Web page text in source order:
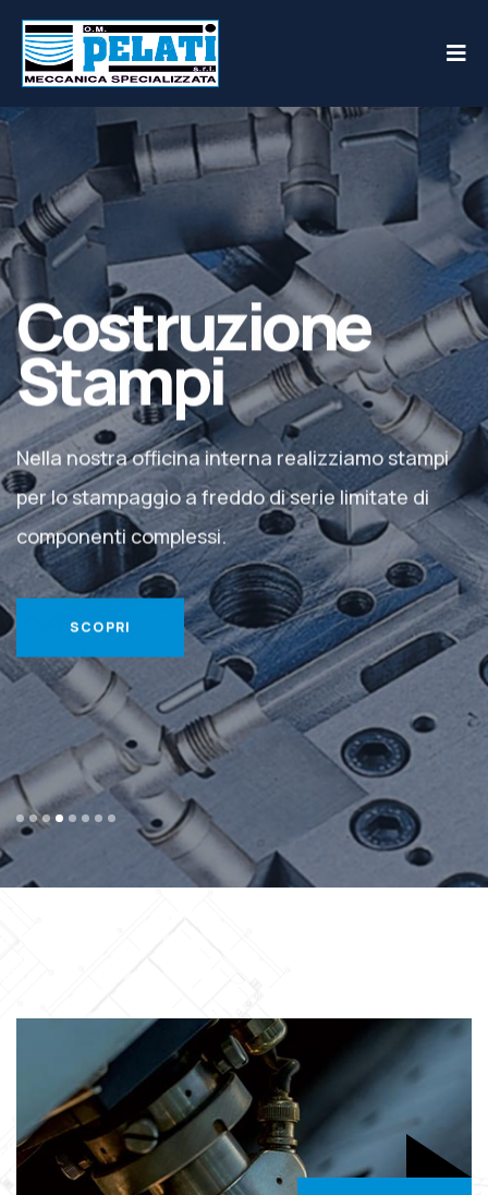
Costruzione
Stampi
Nella nostra officina interna realizziamo stampi
per lo stampaggio a freddo di serielimitate di
componenti complessi.
SCOPRI